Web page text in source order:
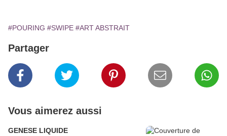
#POURING #SWIPE #ART ABSTRAIT
Partager
Vous aimerez aussi
GENESE LIQUIDE